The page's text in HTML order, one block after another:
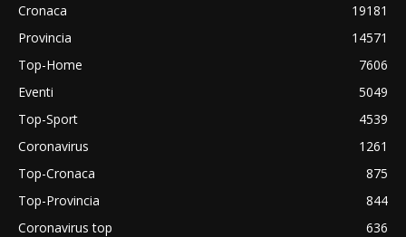
Cronaca
19181
Provincia
14571
Top-Home
7606
Eventi
5049
Top-Sport
4539
Coronavirus
1261
Top-Cronaca
875
Top-Provincia
844
Coronavirus top
636